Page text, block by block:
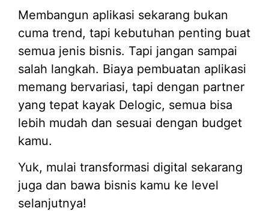
Membangun aplikasi sekarang bukan
cuma trend, tapi kebutuhan penting buat
semua jenis bisnis. Tapi jangan sampai
salah langkah. Biaya pembuatan aplikasi
memang bervariasi, tapi dengan partner
yang tepat kayak Delogic, semua bisa
lebih mudah dan sesuai dengan budget
kamu.
Yuk, mulai transformasi digital sekarang
juga dan bawa bisnis kamu ke level
selanjutnya!